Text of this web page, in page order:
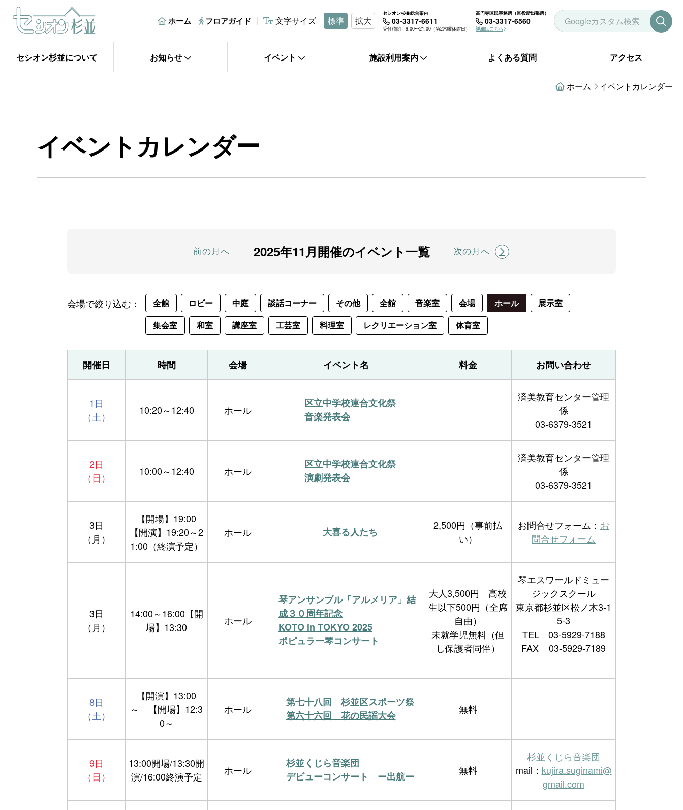
ホーム フロアガイド 文字サイズ 標準 拡大
セシオン杉並総合案内
03-3317-6611
受付時間：9:00〜21:00（第2木曜休館日）
高円寺区民事務所（区役所出張所）
03-3317-6560
詳細はこちら
セシオン杉並について お知らせ イベント 施設利用案内 よくある質問 アクセス
ホーム イベントカレンダー
イベントカレンダー
前の月へ 2025年11月開催のイベント一覧 次の月へ
会場で絞り込む： 全館 ロビー 中庭 談話コーナー その他 全館 音楽室 会場 ホール
展示室
集会室
和室 講座室 工芸室 料理室 レクリエーション室 体育室
開催日 時間 会場 イベント名 料金 お問い合わせ
1日
（土）
10:20～12:40 ホール
区立中学校連合文化祭
音楽発表会
済美教育センター管理
係
03-6379-3521
2日
（日）
10:00～12:40 ホール
区立中学校連合文化祭
演劇発表会
済美教育センター管理
係
03-6379-3521
3日
（月）
【開場】19:00
【開演】19:20～2
1:00（終演予定）
ホール 大喜る人たち
2,500円（事前払
い）
お問合せフォーム： お
問合せフォーム
3日
（月）
14:00～16:00【開
場】13:30
ホール
琴アンサンブル「アルメリア」結
成３０周年記念
KOTO in TOKYO 2025
ポピュラー琴コンサート
大人3,500円 高校
生以下500円（全席
自由）
未就学児無料（但
し保護者同伴）
琴エスワールドミュー
ジックスクール
東京都杉並区松ノ木3-1
5-3
TEL 03-5929-7188
FAX 03-5929-7189
8日
（土）
【開演】13:00
～ 【開場】12:3
0～
ホール
第七十八回 杉並区スポーツ祭
第六十六回 花の民謡大会
無料
9日
（日）
13:00開場/13:30開
演/16:00終演予定
ホール
杉並くじら音楽団
デビューコンサート ー出航ー
無料
杉並くじら音楽団
mail： kujira.suginami@
gmail.com